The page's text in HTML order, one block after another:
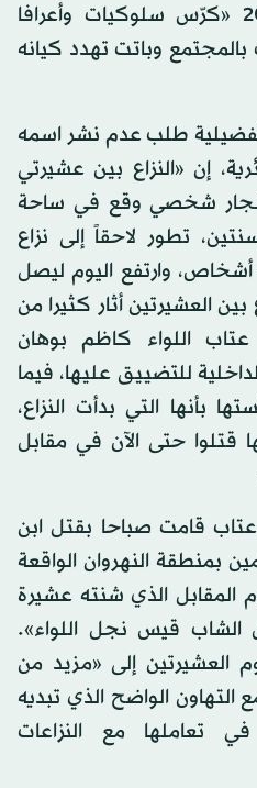
ارتبط بعراق ما بعد 2003 «كرّس سلوكيات وأعرافا
وباتت تهدد كيانه
طلب عدم نشر اسمه
إن «النزاع بين عشيرتي
شخصي وقع في ساحة
تطور لاحقاً إلى نزاع
مسلح تسبب في مقتل 4 أشخاص، وارتفع اليوم ليصل
بين العشيرتين أثار كثيرا من
اللواء كاظم بوهان
للتضييق عليها، فيما
بأنها التي بدأت النزاع،
4 من أبنائها قتلوا حتى الآن في مقابل
قامت صباحا بقتل ابن
بمنطقة النهروان الواقعة
المقابل الذي شنته عشيرة
الشاب قيس نجل اللواء».
العشيرتين إلى «مزيد من
التهاون الواضح الذي تبديه
تعاملها مع النزاعات